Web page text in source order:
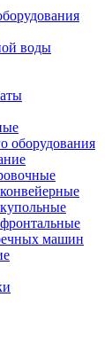
воды
оборудования
машин